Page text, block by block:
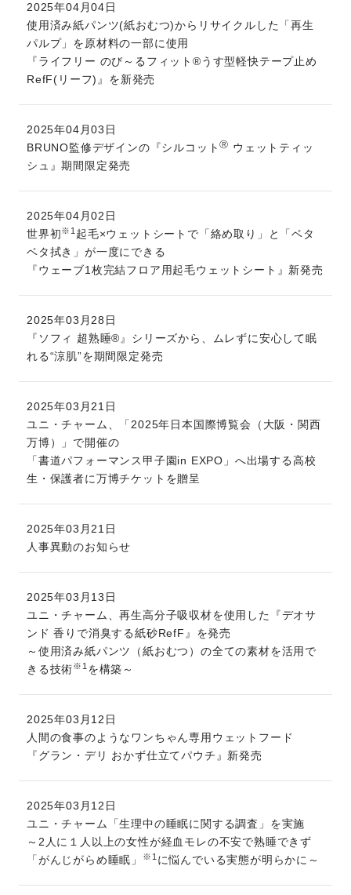
2025年04月04日
使用済み紙パンツ(紙おむつ)からリサイクルした「再生
パルプ」を原材料の一部に使用
『ライフリー のび～るフィット®うす型軽快テープ止め
RefF(リーフ)』を新発売
2025年04月03日
BRUNO監修デザインの『シルコットⓇ ウェットティッ
シュ』期間限定発売
2025年04月02日
世界初※1 起毛×ウェットシートで「絡め取り」と「ベタ
ベタ拭き」が一度にできる
『ウェーブ1枚完結フロア用起毛ウェットシート』新発売
2025年03月28日
『ソフィ 超熟睡®』シリーズから、ムレずに安心して眠
れる“涼肌”を期間限定発売
2025年03月21日
ユニ・チャーム、「2025年日本国際博覧会（大阪・関西
万博）」で開催の
「書道パフォーマンス甲子園in EXPO」へ出場する高校
生・保護者に万博チケットを贈呈
2025年03月21日
人事異動のお知らせ
2025年03月13日
ユニ・チャーム、再生高分子吸収材を使用した『デオサ
ンド 香りで消臭する紙砂RefF』を発売
～使用済み紙パンツ（紙おむつ）の全ての素材を活用で
きる技術※1 を構築～
2025年03月12日
人間の食事のようなワンちゃん専用ウェットフード
『グラン・デリ おかず仕立てパウチ』新発売
2025年03月12日
ユニ・チャーム「生理中の睡眠に関する調査」を実施
～2人に１人以上の女性が経血モレの不安で熟睡できず
「がんじがらめ睡眠」
※1 に悩んでいる実態が明らかに～